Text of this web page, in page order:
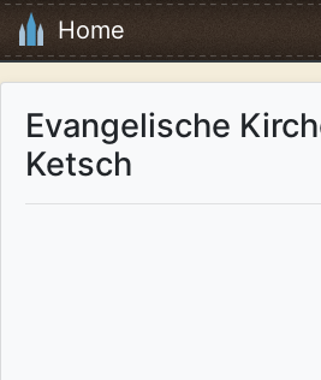
Home
Evangelische
Ketsch